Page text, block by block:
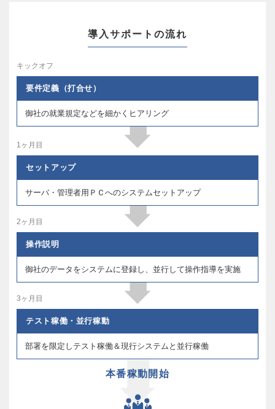
導入サポートの流れ
キックオフ
要件定義（打合せ）
御社の就業規定などを細かくヒアリング
1ヶ月目
セットアップ
サーバ・管理者用ＰＣへのシステムセットアップ
2ヶ月目
操作説明
御社のデータをシステムに登録し、並行して操作指導を実施
3ヶ月目
テスト稼働・並行稼動
部署を限定しテスト稼働＆現行システムと並行稼働
本番稼動開始